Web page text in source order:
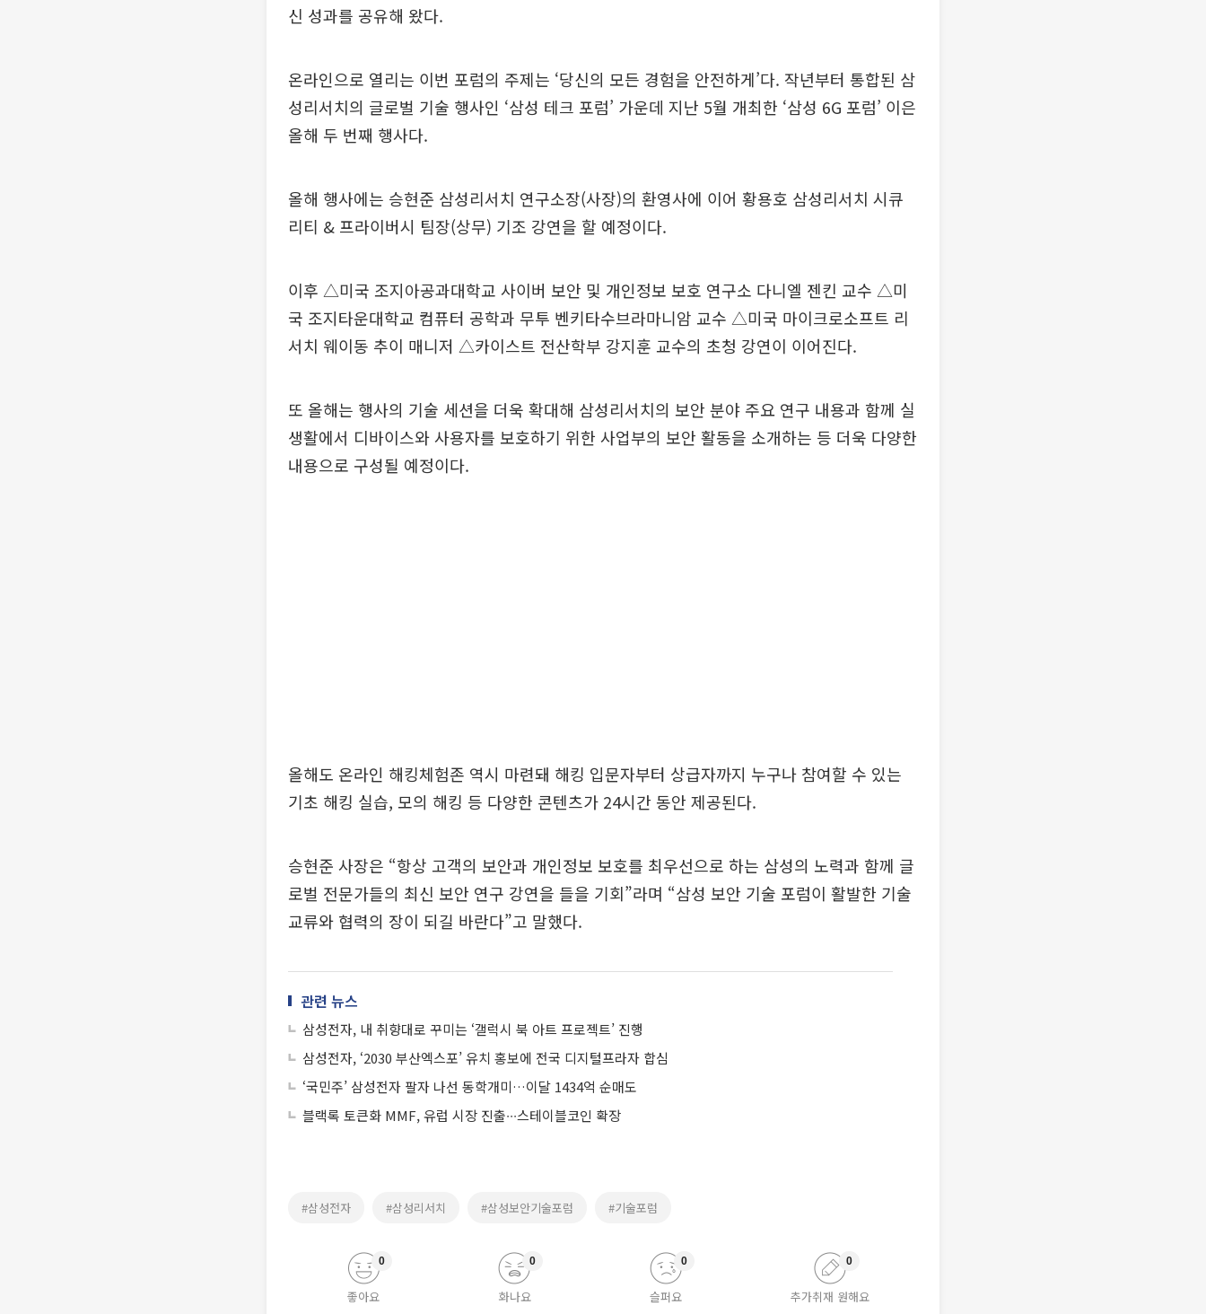
신 성과를 공유해 왔다.
온라인으로 열리는 이번 포럼의 주제는 ‘당신의 모든 경험을 안전하게’다. 작년부터 통합된 삼
성리서치의 글로벌 기술 행사인 ‘삼성 테크 포럼’ 가운데 지난 5월 개최한 ‘삼성 6G 포럼’ 이은
올해 두 번째 행사다.
올해 행사에는 승현준 삼성리서치 연구소장(사장)의 환영사에 이어 황용호 삼성리서치 시큐
리티 & 프라이버시 팀장(상무) 기조 강연을 할 예정이다.
이후 △미국 조지아공과대학교 사이버 보안 및 개인정보 보호 연구소 다니엘 젠킨 교수 △미
국 조지타운대학교 컴퓨터 공학과 무투 벤키타수브라마니암 교수 △미국 마이크로소프트 리
서치 웨이동 추이 매니저 △카이스트 전산학부 강지훈 교수의 초청 강연이 이어진다.
또 올해는 행사의 기술 세션을 더욱 확대해 삼성리서치의 보안 분야 주요 연구 내용과 함께 실
생활에서 디바이스와 사용자를 보호하기 위한 사업부의 보안 활동을 소개하는 등 더욱 다양한
내용으로 구성될 예정이다.
올해도 온라인 해킹체험존 역시 마련돼 해킹 입문자부터 상급자까지 누구나 참여할 수 있는
기초 해킹 실습, 모의 해킹 등 다양한 콘텐츠가 24시간 동안 제공된다.
승현준 사장은 “항상 고객의 보안과 개인정보 보호를 최우선으로 하는 삼성의 노력과 함께 글
로벌 전문가들의 최신 보안 연구 강연을 들을 기회”라며 “삼성 보안 기술 포럼이 활발한 기술
교류와 협력의 장이 되길 바란다”고 말했다.
관련 뉴스
삼성전자, 내 취향대로 꾸미는 ‘갤럭시 북 아트 프로젝트’ 진행
삼성전자, ‘2030 부산엑스포’ 유치 홍보에 전국 디지털프라자 합심
‘국민주’ 삼성전자 팔자 나선 동학개미…이달 1434억 순매도
블랙록 토큰화 MMF, 유럽 시장 진출∙∙∙스테이블코인 확장
#삼성전자 #삼성리서치 #삼성보안기술포럼 #기술포럼
좋아요
0
화나요
0
슬퍼요
0
추가취재 원해요
0